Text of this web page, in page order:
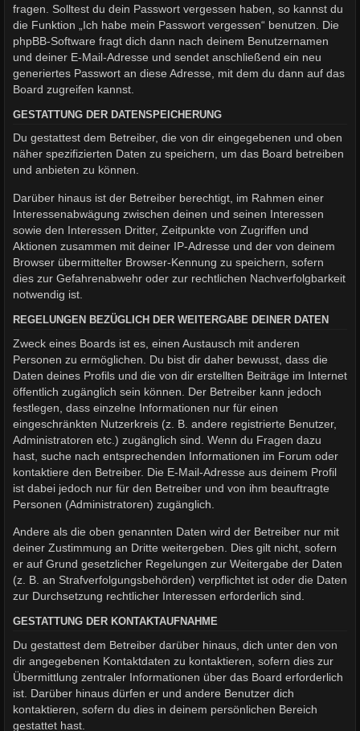
fragen. Solltest du dein Passwort vergessen haben, so kannst du
die Funktion „Ich habe mein Passwort vergessen“ benutzen. Die
phpBB-Software fragt dich dann nach deinem Benutzernamen
und deiner E-Mail-Adresse und sendet anschließend ein neu
generiertes Passwort an diese Adresse, mit dem du dann auf das
Board zugreifen kannst.
GESTATTUNG DER DATENSPEICHERUNG
Du gestattest dem Betreiber, die von dir eingegebenen und oben
näher spezifizierten Daten zu speichern, um das Board betreiben
und anbieten zu können.
Darüber hinaus ist der Betreiber berechtigt, im Rahmen einer
Interessenabwägung zwischen deinen und seinen Interessen
sowie den Interessen Dritter, Zeitpunkte von Zugriffen und
Aktionen zusammen mit deiner IP-Adresse und der von deinem
Browser übermittelter Browser-Kennung zu speichern, sofern
dies zur Gefahrenabwehr oder zur rechtlichen Nachverfolgbarkeit
notwendig ist.
REGELUNGEN BEZÜGLICH DER WEITERGABE DEINER DATEN
Zweck eines Boards ist es, einen Austausch mit anderen
Personen zu ermöglichen. Du bist dir daher bewusst, dass die
Daten deines Profils und die von dir erstellten Beiträge im Internet
öffentlich zugänglich sein können. Der Betreiber kann jedoch
festlegen, dass einzelne Informationen nur für einen
eingeschränkten Nutzerkreis (z. B. andere registrierte Benutzer,
Administratoren etc.) zugänglich sind. Wenn du Fragen dazu
hast, suche nach entsprechenden Informationen im Forum oder
kontaktiere den Betreiber. Die E-Mail-Adresse aus deinem Profil
ist dabei jedoch nur für den Betreiber und von ihm beauftragte
Personen (Administratoren) zugänglich.
Andere als die oben genannten Daten wird der Betreiber nur mit
deiner Zustimmung an Dritte weitergeben. Dies gilt nicht, sofern
er auf Grund gesetzlicher Regelungen zur Weitergabe der Daten
(z. B. an Strafverfolgungsbehörden) verpflichtet ist oder die Daten
zur Durchsetzung rechtlicher Interessen erforderlich sind.
GESTATTUNG DER KONTAKTAUFNAHME
Du gestattest dem Betreiber darüber hinaus, dich unter den von
dir angegebenen Kontaktdaten zu kontaktieren, sofern dies zur
Übermittlung zentraler Informationen über das Board erforderlich
ist. Darüber hinaus dürfen er und andere Benutzer dich
kontaktieren, sofern du dies in deinem persönlichen Bereich
gestattet hast.